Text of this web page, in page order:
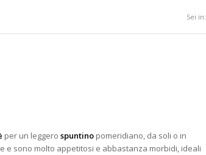
Sei in:
per un leggero spuntino pomeridiano, da soli o in
e sono molto appetitosi e abbastanza morbidi, ideali